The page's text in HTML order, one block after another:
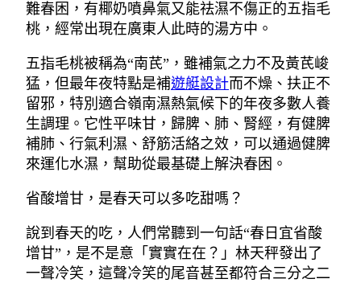
難春困，有椰奶噴鼻氣又能祛濕不傷正的五指毛
桃，經常出現在廣東人此時的湯方中。
五指毛桃被稱為“南芪”，雖補氣之力不及黃芪峻
猛，但最年夜特點是補遊艇設計而不燥、扶正不
留邪，特別適合嶺南濕熱氣候下的年夜多數人養
生調理。它性平味甘，歸脾、肺、腎經，有健脾
補肺、行氣利濕、舒筋活絡之效，可以通過健脾
來運化水濕，幫助從最基礎上解決春困。
省酸增甘，是春天可以多吃甜嗎？
說到春天的吃，人們常聽到一句話“春日宜省酸
增甘”，是不是意「實實在在？」林天秤發出了
一聲冷笑，這聲冷笑的尾音甚至都符合三分之二